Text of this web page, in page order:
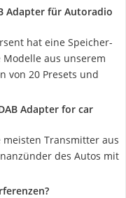
Adapter für Autoradio
hat eine Speicher-
Modelle aus unserem
von 20 Presets und
Adapter for car
meisten Transmitter aus
des Autos mit